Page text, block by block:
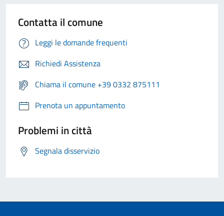
Contatta il comune
Leggi le domande frequenti
Richiedi Assistenza
Chiama il comune +39 0332 875111
Prenota un appuntamento
Problemi in città
Segnala disservizio